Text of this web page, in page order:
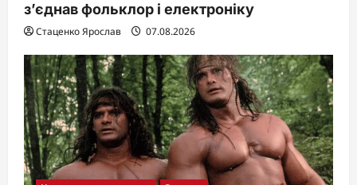
з’єднав фольклор і електроніку
Стаценко Ярослав 07.08.2026